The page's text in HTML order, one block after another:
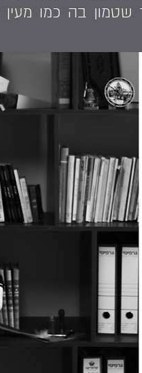
בה כמו